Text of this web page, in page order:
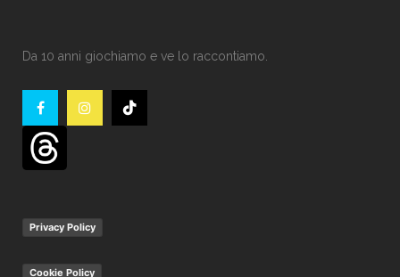
Da 10 anni giochiamo e ve lo raccontiamo.
Privacy Policy
Cookie Policy